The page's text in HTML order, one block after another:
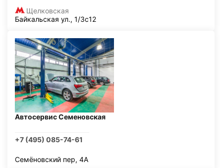
Щелковская
Байкальская ул., 1/3с12
Автосервис Семеновская
+7 (495) 085-74-61
Семёновский пер, 4А